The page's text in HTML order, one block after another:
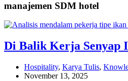
manajemen SDM hotel
Di Balik Kerja Senyap
Hospitality, Karya Tulis,
November 13, 2025